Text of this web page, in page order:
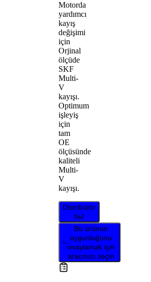
Motorda
yardımcı
kayış
değişimi
için
Orjinal
ölçüde
SKF
Multi-
V
kayışı.
Optimum
işleyiş
için
tam
OE
ölçüsünde
kaliteli
Multi-
V
kayışı.
Distribütör
bul
Bu ürünün
uygunluğunu
onaylamak için
aracınızı seçin